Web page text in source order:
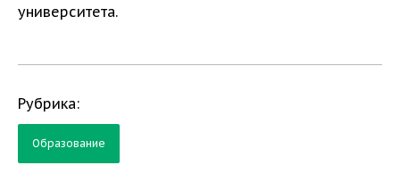
университета.
Рубрика:
Образование